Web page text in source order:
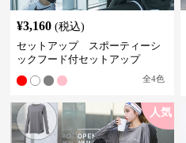
¥3,160 (税込)
セットアップ スポーティーシ
ックフード付セットアップ
全4色
人気